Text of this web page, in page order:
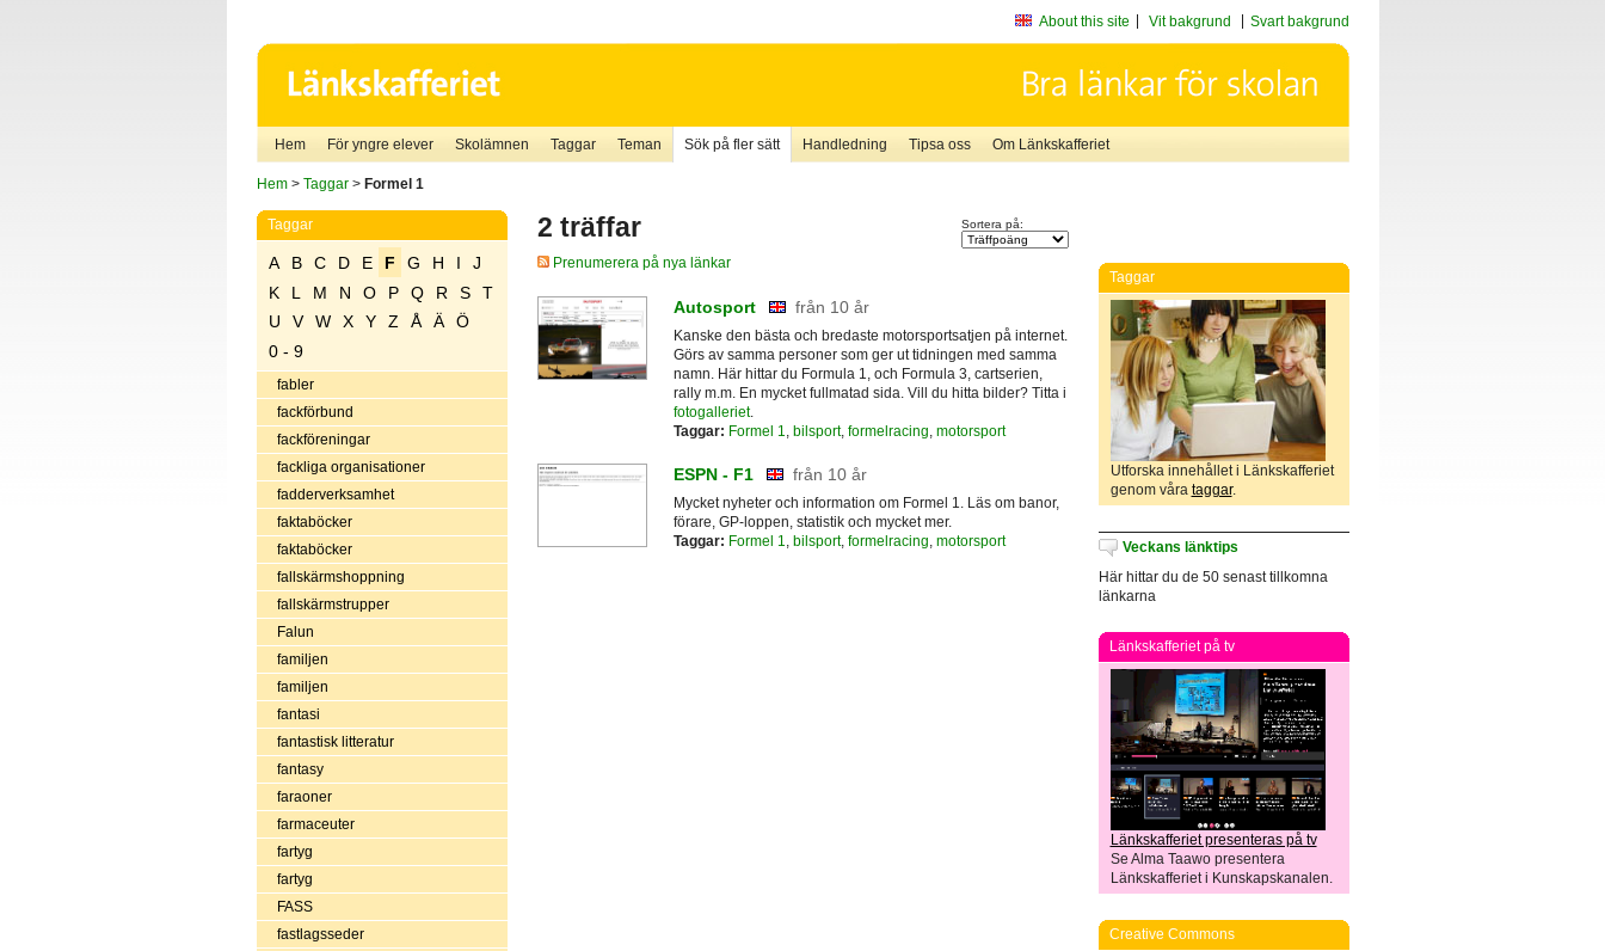
About this site Vit bakgrund Svart bakgrund
Hem För yngre elever Skolämnen Taggar Teman Sök på fler sätt Handledning Tipsa oss Om Länkskafferiet
Hem> Taggar> Formel 1
Taggar
A B C D E F G H I
J
K
L M N O P Q R S
T
U
V W X Y Z Å Ä
Ö
0 - 9
fabler
fackförbund
fackföreningar
fackliga organisationer
fadderverksamhet
faktaböcker
faktaböcker
fallskärmshoppning
fallskärmstrupper
Falun
familjen
familjen
fantasi
fantastisk litteratur
fantasy
faraoner
farmaceuter
fartyg
fartyg
FASS
fastlagsseder
2 träffar Sortera på:
Prenumerera på nya länkar
Autosport från 10 år
Kanske den bästa och bredaste motorsportsatjen på internet.
Görs av samma personer som ger ut tidningen med samma
namn. Här hittar du Formula 1, och Formula 3, cartserien,
rally m.m. En mycket fullmatad sida. Vill du hitta bilder? Titta i
fotogalleriet.
Taggar: Formel 1 bilsport, formelracing motorsport
ESPN - F1 från 10 år
Mycket nyheter och information om Formel 1. Läs om banor,
förare, GP-loppen, statistik och mycket mer.
Taggar: Formel 1, bilsport, formelracing, motorsport
Taggar
Utforska innehållet i Länkskafferiet
genom våra taggar.
Veckans länktips
Här hittar du de 50 senast tillkomna
länkarna
Länkskafferiet på tv
Länkskafferiet presenteras på tv
Se Alma Taawo presentera
Länkskafferiet i Kunskapskanalen.
Creative Commons